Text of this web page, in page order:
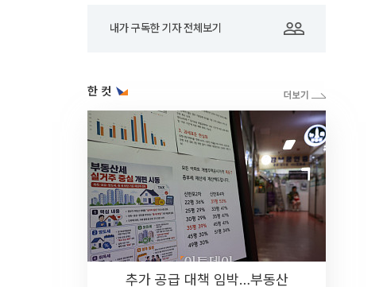
내가 구독한 기자 전체보기
한 컷
추가 공급 대책 임박…부동산